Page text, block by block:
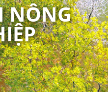
NÔNG